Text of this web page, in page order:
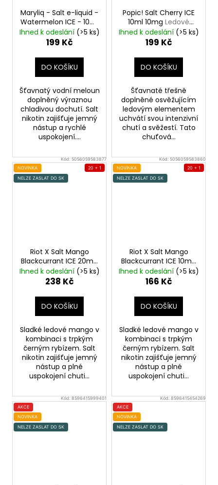
Maryliq - Salt e-liquid -
Watermelon ICE - 10ml
- 20mgLedový
meloun
Ihned k odeslání (>5 ks)
199 Kč
DO KOŠÍKU
Šťavnatý vodní meloun
doplněný výraznou
chladivou dochutí. Salt
nikotin zajišťuje jemný
nástup a rychlé
uspokojení....
Popic! Salt Cherry ICE
10ml 10mg Ledové
třešně
Ihned k odeslání (>5 ks)
199 Kč
DO KOŠÍKU
Šťavnaté třešně
doplněné osvěžujícím
ledovým elementem
uchvátí svou intenzivní
chutí a svěžestí. Tato
chuťová...
Kód: 5056059583877
NOVINKA
NELZE ZASLAT DO SK
20 + 1
Riot X Salt Mango
Blackcurrant ICE 20mg
Ledové mango a
černý rybíz
Ihned k odeslání (>5 ks)
238 Kč
DO KOŠÍKU
Sladké ledové mango v
kombinaci s trpkým
černým rybízem. Salt
nikotin zajišťuje jemný
nástup a plné
uspokojení chuti...
Kód: 5056059583860
NOVINKA
NELZE ZASLAT DO SK
20 + 1
Riot X Salt Mango
Blackcurrant ICE 10mg
Ledové mango a
černý rybíz
Ihned k odeslání (>5 ks)
166 Kč
DO KOŠÍKU
Sladké ledové mango v
kombinaci s trpkým
černým rybízem. Salt
nikotin zajišťuje jemný
nástup a plné
uspokojení chuti...
Kód:8596415999401
AKCE
NOVINKA
NELZE ZASLAT DO SK
Kód:8596415454269
AKCE
NOVINKA
NELZE ZASLAT DO SK